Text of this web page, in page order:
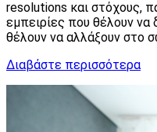
resolutions και στόχους,
εμπειρίες που θέλουν να
θέλουν να αλλάξουν στο
Διαβάστε περισσότερα